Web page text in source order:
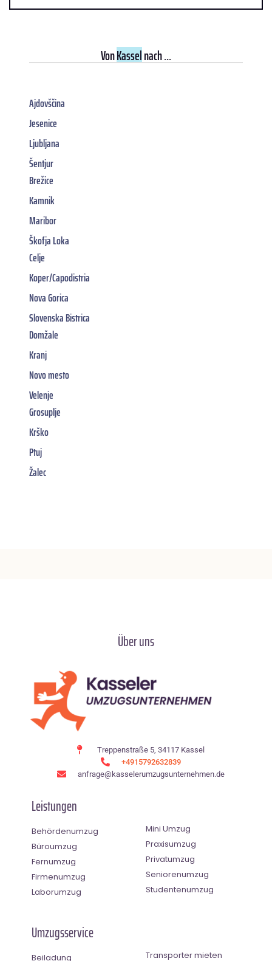
VonKasselnach ...
Ajdovščina
Jesenice
Ljubljana
Šentjur
Brežice
Kamnik
Maribor
Škofja Loka
Celje
Koper/Capodistria
Nova Gorica
Slovenska Bistrica
Domžale
Kranj
Novo mesto
Velenje
Grosuplje
Krško
Ptuj
Žalec
Über uns
Treppenstraße 5, 34117 Kassel
+4915792632839
anfrage@kasselerumzugsunternehmen.de
Leistungen
Behördenumzug
Büroumzug
Fernumzug
Firmenumzug
Laborumzug
Mini Umzug
Praxisumzug
Privatumzug
Seniorenumzug
Studentenumzug
Umzugsservice
Beiladung Transporter mieten